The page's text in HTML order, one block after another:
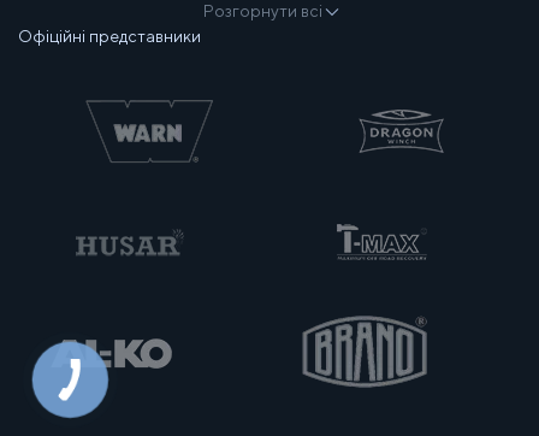
Розгорнути всі
Офіційні представники